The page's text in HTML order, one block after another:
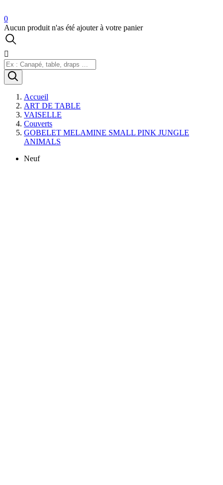
0
Aucun produit n'as été ajouter à votre panier

Accueil
ART DE TABLE
VAISELLE
Couverts
GOBELET MELAMINE SMALL PINK JUNGLE
ANIMALS
Neuf